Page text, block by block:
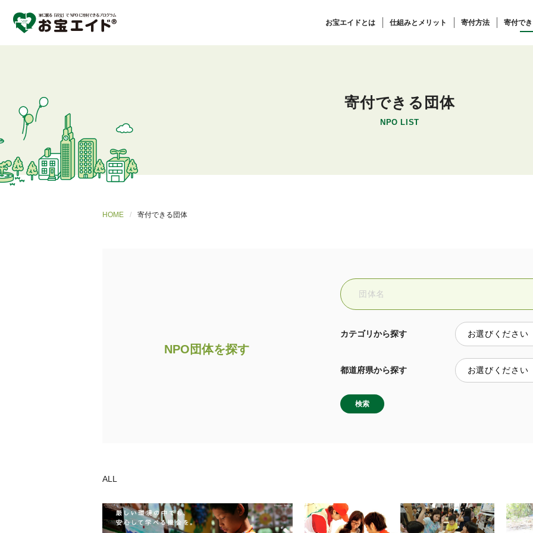
お宝エイドとは 仕組みとメリット 寄付方法 寄付で
寄付できる団体
NPO LIST
HOME 寄付できる団体
NPO団体を探す
カテゴリから探す
都道府県から探す
検索
ALL